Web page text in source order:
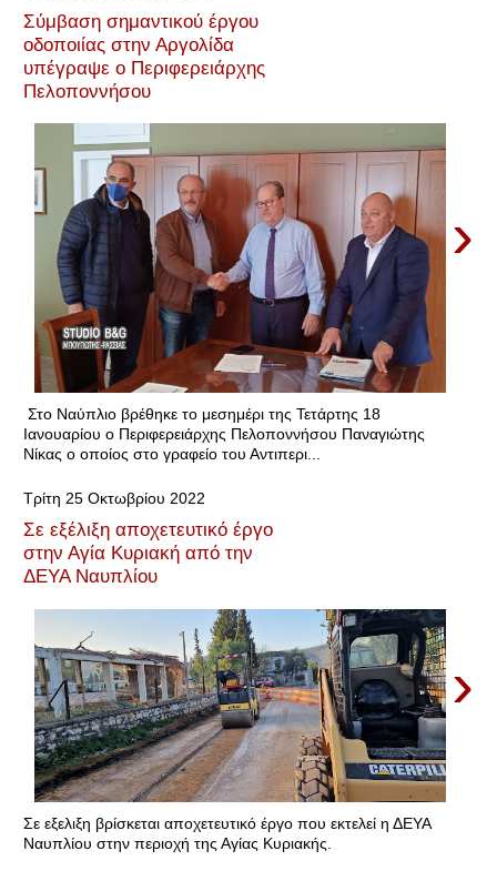
Σύμβαση σημαντικού έργου
οδοποιίας στην Αργολίδα
υπέγραψε ο Περιφερειάρχης
Πελοποννήσου
›
Στο Ναύπλιο βρέθηκε το μεσημέρι της Τετάρτης 18
Ιανουαρίου ο Περιφερειάρχης Πελοποννήσου Παναγιώτης
Νίκας ο οποίος στο γραφείο του Αντιπερι...
Τρίτη 25 Οκτωβρίου 2022
Σε εξέλιξη αποχετευτικό έργο
στην Αγία Κυριακή από την
ΔΕΥΑ Ναυπλίου
›
Σε εξελιξη βρίσκεται αποχετευτικό έργο που εκτελεί η ΔΕΥΑ
Ναυπλίου στην περιοχή της Αγίας Κυριακής.